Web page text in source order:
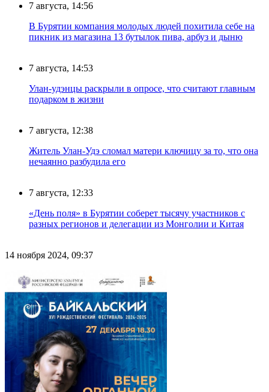
7 августа, 14:56
В Бурятии компания молодых людей похитила себе на
пикник из магазина 13 бутылок пива, арбуз и дыню
7 августа, 14:53
Улан-удэнцы раскрыли в опросе, что считают главным
подарком в жизни
7 августа, 12:38
Житель Улан-Удэ сломал матери ключицу за то, что она
нечаянно разбудила его
7 августа, 12:33
«День поля» в Бурятии соберет тысячу участников с
разных регионов и делегации из Монголии и Китая
14 ноября 2024, 09:37